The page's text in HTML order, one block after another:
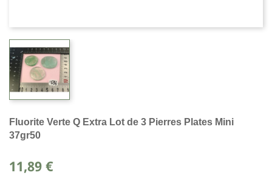
Fluorite Verte Q Extra Lot de 3 Pierres Plates Mini
37gr50
11,89 €